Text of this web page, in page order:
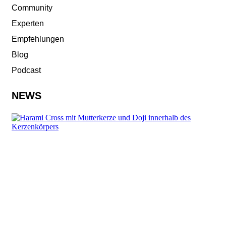
Community
Experten
Empfehlungen
Blog
Podcast
NEWS